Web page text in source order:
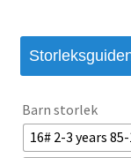
Barn storlek
16# 2-3 years